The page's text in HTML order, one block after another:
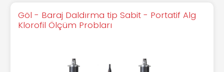
Göl - Baraj Daldırma tip Sabit - Portatif Alg
Klorofil Ölçüm Probları